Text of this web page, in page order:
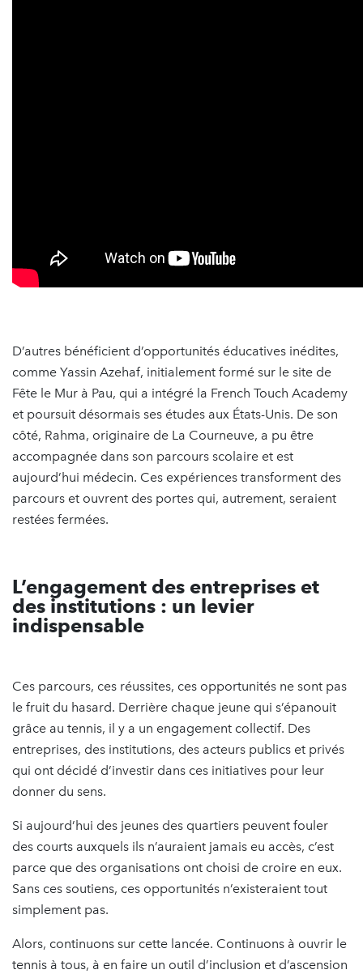
D’autres bénéficient d’opportunités éducatives inédites,
comme Yassin Azehaf, initialement formé sur le site de
Fête le Mur à Pau, qui a intégré la French Touch Academy
et poursuit désormais ses études aux États-Unis. De son
côté, Rahma, originaire de La Courneuve, a pu être
accompagnée dans son parcours scolaire et est
aujourd’hui médecin. Ces expériences transforment des
parcours et ouvrent des portes qui, autrement, seraient
restées fermées.
L’engagement des entreprises et
des institutions : un levier
indispensable
Ces parcours, ces réussites, ces opportunités ne sont pas
le fruit du hasard. Derrière chaque jeune qui s’épanouit
grâce au tennis, il y a un engagement collectif. Des
entreprises, des institutions, des acteurs publics et privés
qui ont décidé d’investir dans ces initiatives pour leur
donner du sens.
Si aujourd’hui des jeunes des quartiers peuvent fouler
des courts auxquels ils n’auraient jamais eu accès, c’est
parce que des organisations ont choisi de croire en eux.
Sans ces soutiens, ces opportunités n’existeraient tout
simplement pas.
Alors, continuons sur cette lancée. Continuons à ouvrir le
tennis à tous, à en faire un outil d’inclusion et d’ascension